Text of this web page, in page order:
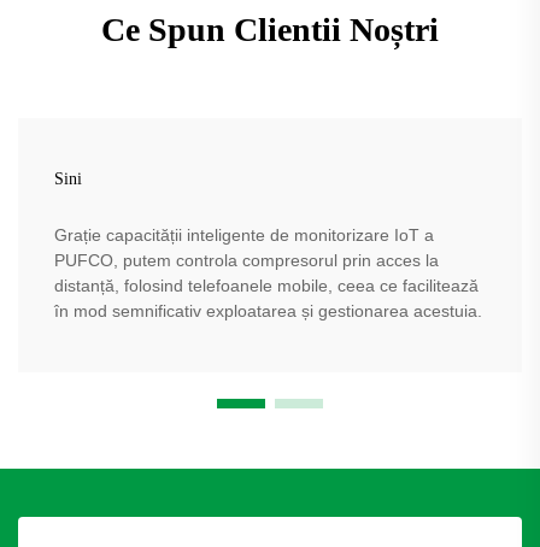
Ce Spun Clientii Noștri
Sini
Grație capacității inteligente de monitorizare IoT a
PUFCO, putem controla compresorul prin acces la
distanță, folosind telefoanele mobile, ceea ce facilitează
în mod semnificativ exploatarea și gestionarea acestuia.